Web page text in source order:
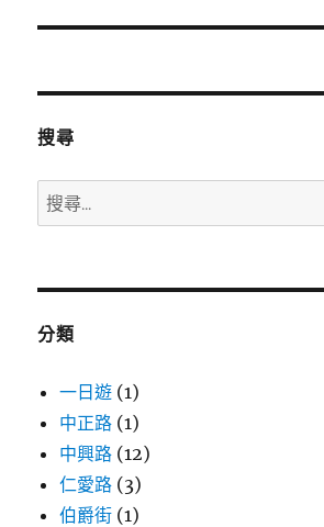
篇
章:
搜尋
搜
尋
鍵
分類
一日遊 (1)
中正路 (1)
中興路 (12)
仁愛路 (3)
伯爵街 (1)